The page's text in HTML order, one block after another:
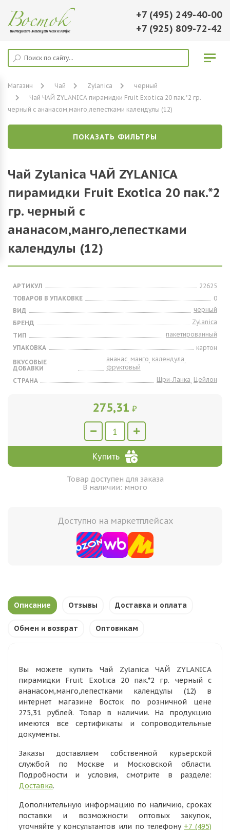
+7 (495) 249-40-00
+7 (925) 809-72-42
Магазин Чай Zylanica
черный
Чай ЧАЙ ZYLANICA пирамидки Fruit Exotica 20 пак.*2 гр.
черный с ананасом,манго,лепестками календулы (12)
ПОКАЗАТЬ ФИЛЬТРЫ
Чай Zylanica ЧАЙ ZYLANICA
пирамидки Fruit Exotica 20 пак.*2
гр. черный с
ананасом,манго,лепестками
календулы (12)
АРТИКУЛ
22625
ТОВАРОВ В УПАКОВКЕ
0
ВИД
черный
БРЕНД
Zylanica
ТИП
пакетированный
УПАКОВКА
картон
ВКУСОВЫЕ
ДОБАВКИ
ананас,манго,календула,
фруктовый
СТРАНА
Шри-Ланка, Цейлон
275,31 ₽
Купить
Товар доступен для заказа
В наличии: много
Доступно на маркетплейсах
Описание Отзывы Доставка и оплата
Обмен и возврат Оптовикам
Вы можете купить Чай Zylanica ЧАЙ ZYLANICA
пирамидки Fruit Exotica 20 пак.*2 гр. черный с
ананасом,манго,лепестками календулы (12) в
интернет магазине Восток по розничной цене
275,31 рублей. Товар в наличии. На продукцию
имеются все сертификаты и сопроводительные
документы.
Заказы доставляем собственной курьерской
службой по Москве и Московской области.
Подробности и условия, смотрите в разделе:
Доставка.
Дополнительную информацию по наличию, сроках
поставки и возможности оптовых закупок,
уточняйте у консультантов или по телефону +7 (495)